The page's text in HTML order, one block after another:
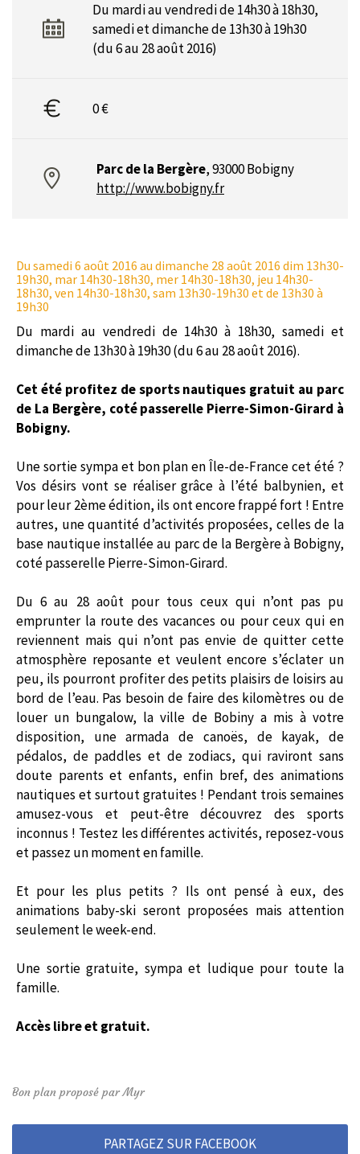
Du mardi au vendredi de 14h30 à 18h30,
samedi et dimanche de 13h30 à 19h30
(du 6 au 28 août 2016)
0 €
Parc de la Bergère,93000 Bobigny
http://www.bobigny.fr
Du samedi 6 août 2016 au dimanche 28 août 2016 dim 13h30-
19h30, mar 14h30-18h30, mer 14h30-18h30, jeu 14h30-
18h30, ven 14h30-18h30, sam 13h30-19h30 et de 13h30 à
19h30
Du mardi au vendredi de 14h30 à 18h30, samedi et
dimanche de 13h30 à 19h30 (du 6 au 28 août 2016).
Cet été profitez de sports nautiques gratuit au parc
de La Bergère, coté passerelle Pierre-Simon-Girard à
Bobigny.
Une sortie sympa et bon plan en Île-de-France cet été ?
Vos désirs vont se réaliser grâce à l’été balbynien, et
pour leur 2ème édition, ils ont encore frappé fort ! Entre
autres, une quantité d’activités proposées, celles de la
base nautique installée au parc de la Bergère à Bobigny,
coté passerelle Pierre-Simon-Girard.
Du 6 au 28 août pour tous ceux qui n’ont pas pu
emprunter la route des vacances ou pour ceux qui en
reviennent mais qui n’ont pas envie de quitter cette
atmosphère reposante et veulent encore s’éclater un
peu, ils pourront profiter des petits plaisirs de loisirs au
bord de l’eau. Pas besoin de faire des kilomètres ou de
louer un bungalow, la ville de Bobiny a mis à votre
disposition, une armada de canoës, de kayak, de
pédalos, de paddles et de zodiacs, qui raviront sans
doute parents et enfants, enfin bref, des animations
nautiques et surtout gratuites ! Pendant trois semaines
amusez-vous et peut-être découvrez des sports
inconnus ! Testez les différentes activités, reposez-vous
et passez un moment en famille.
Et pour les plus petits ? Ils ont pensé à eux, des
animations baby-ski seront proposées mais attention
seulement le week-end.
Une sortie gratuite, sympa et ludique pour toute la
famille.
Accès libre et gratuit.
Bon plan proposé par Myr
PARTAGEZ SUR FACEBOOK